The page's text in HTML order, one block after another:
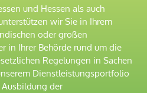
und Hessen als auch
wir Sie in Ihrem
oder großen
in Ihrer Behörde rund um die
Regelungen in Sachen
Dienstleistungsportfolio
der